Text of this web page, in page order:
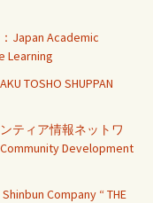
Japan Academic
Learning
TOSHO SHUPPAN
ティア情報ネットワ
Development
Company “ THE